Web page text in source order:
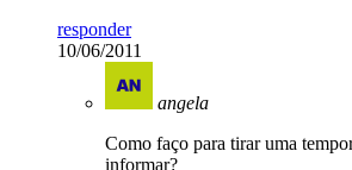
responder
10/06/2011
angela
Como faço para tirar uma
informar?